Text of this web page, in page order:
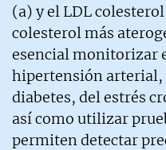
(a) y el LDL
colesterol más
esencial monitorizar
hipertensión arterial,
diabetes, del estrés
así como utilizar
permiten detectar